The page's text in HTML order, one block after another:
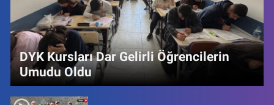
DYK Kursları Dar Gelirli Öğrencilerin
Umudu Oldu